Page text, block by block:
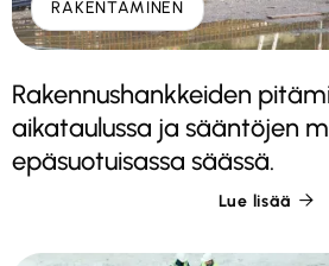
RAKENTAMINEN
Rakennushankkeiden
aikataulussa ja sääntöjen
epäsuotuisassa säässä.
Lue lisää 